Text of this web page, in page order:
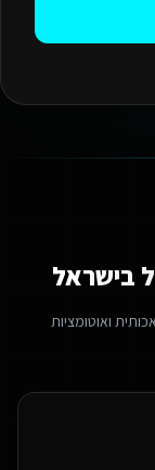
בישראל
ואוטומציות